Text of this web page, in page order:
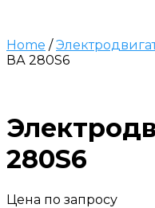
Home /
ВА 280S6
280S6
Цена по запросу